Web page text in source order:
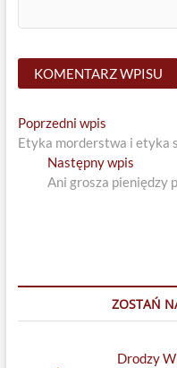
Nawigacja
wpisu
Poprzedni wpisPrevious
post:
Etyka morderstwa i etyka
Następny wpis
post:
Ani grosza pieniędzy
ZOSTAŃ
Drodzy